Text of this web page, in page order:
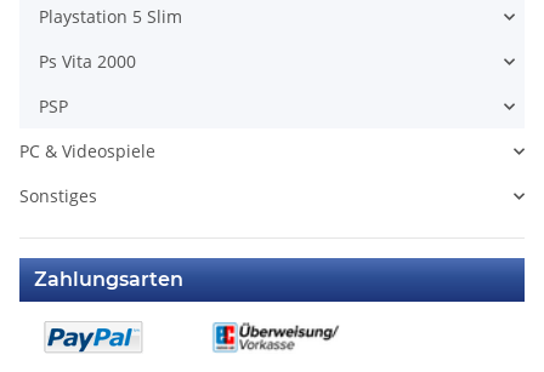
Playstation 5 Slim
Ps Vita 2000
PSP
PC & Videospiele
Sonstiges
Zahlungsarten